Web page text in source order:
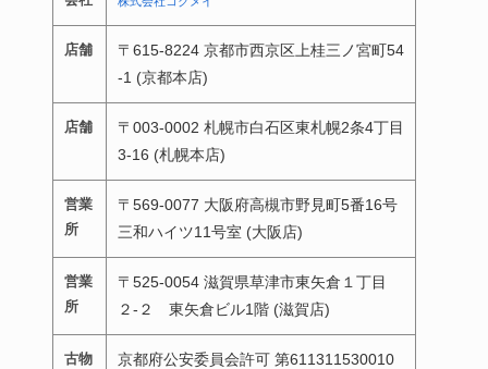
店舗
〒615-8224 京都市西京区上桂三ノ宮町54
-1 (京都本店)
店舗
〒003-0002 札幌市白石区東札幌2条4丁目
3-16 (札幌本店)
営業
所
〒569-0077 大阪府高槻市野見町5番16号
三和ハイツ11号室 (大阪店)
営業
所
〒525-0054 滋賀県草津市東矢倉１丁目
２-２ 東矢倉ビル1階 (滋賀店)
古物
京都府公安委員会許可 第611311530010